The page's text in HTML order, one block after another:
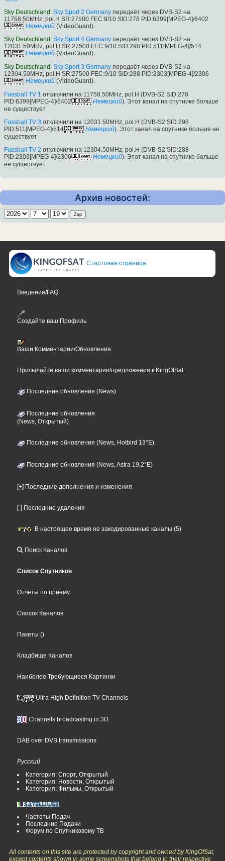
Sky Deutschland: Sky Sport 2 Germany передаёт через DVB-S2 на
11758.50MHz, pol.H SR:27500 FEC:9/10 SID:278 PID:6399[MPEG-4]/6402
Немецкий (VideoGuard).
Sky Deutschland : Sky Sport 4 Germany передаёт через DVB-S2 на
12031.50MHz, pol.H SR:27500 FEC:9/10 SID:298 PID:511[MPEG-4]/514
Немецкий (VideoGuard).
Sky Deutschland : Sky Sport 3 Germany передаёт через DVB-S2 на
12304.50MHz, pol.H SR:27500 FEC:9/10 SID:288 PID:2303[MPEG-4]/2306
Немецкий (VideoGuard).
Fussball TV 1 отключили на 11758.50MHz, pol.H (DVB-S2 SID:278
PID:6399[MPEG-4]/6402
Немецкий). Этот канал на спутнике больше
не существует
Fussball TV 3 отключили на 12031.50MHz, pol.H (DVB-S2 SID:298
PID:511[MPEG-4]/514
Немецкий). Этот канал на спутнике больше не
существует
Fussball TV 2 отключили на 12304.50MHz, pol.H (DVB-S2 SID:288
PID:2303[MPEG-4]/2306
Немецкий). Этот канал на спутнике больше
не существует
Архив новостей:
Стартовая страница
Введение/FAQ
Создайте ваш Профиль
Ваши Комментарии/Обновления
Присылайте ваши комментарии/предложения к KingOfSat
Последние обновления (News)
Последние обновления
(News, Открытый)
Последние обновления (News, Hotbird 13°E)
Последние обновления (News, Astra 19,2°E)
[+] Последние дополнения и изменения
[-] Последние удаления
В настоящее время не закодированные каналы (5)
Поиск Каналов
Список Спутников
Отчеты по приему
Список Каналов
Пакеты ()
Кладбище Каналов
Наиболее Требующиеся Картинки
Ultra High Definition TV Channels
Channels broadcasting in 3D
DAB over DVB transmissions
Русский
Категория: Спорт, Открытый
Категория: Новости, Открытый
Категория: Фильмы, Открытый
Частоты Подач
Последние Подачи
Форум по Спутниковому ТВ
All contents on this site are protected by copyright and owned by KingOfSat,
except contents shown in some screenshots that belong to their respective